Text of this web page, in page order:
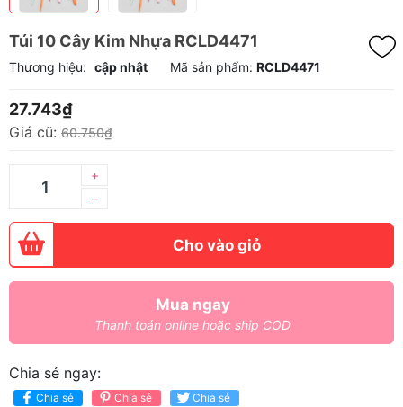
Túi 10 Cây Kim Nhựa RCLD4471
Thương hiệu: cập nhật Mã sản phẩm: RCLD4471
27.743₫
Giá cũ: 60.750₫
–
+
Cho vào giỏ
Mua ngay
Thanh toán online hoặc ship COD
Chia sẻ ngay:
Chia sẻ Chia sẻ Chia sẻ